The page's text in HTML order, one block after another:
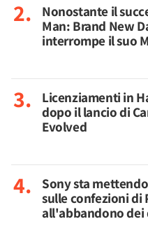
Nonostante il
Man: Brand New
interrompe il suo
Licenziamenti in
dopo il lancio di
Evolved
Sony sta
sulle confezioni di
all'abbandono dei